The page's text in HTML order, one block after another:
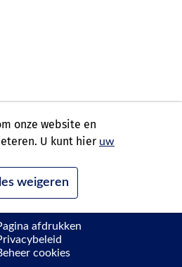
onze website en
U kunt hier uw
weigeren
afdrukken
cookies